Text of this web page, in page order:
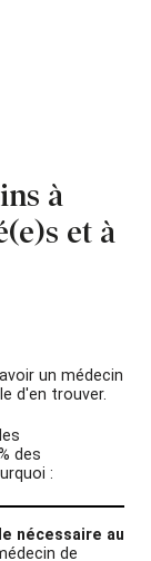
à
et à
un médecin
d'en trouver.
des
:
nécessaire au
de